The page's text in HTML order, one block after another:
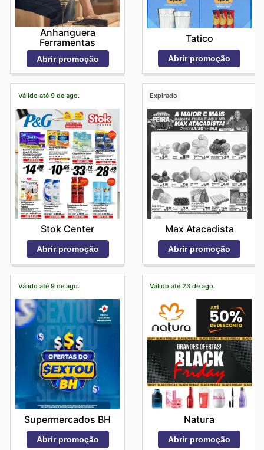
Anhanguera
Ferramentas
Abrir promoção
Tatico
Abrir promoção
Válido até 9 de ago.
Stok Center
Abrir promoção
Expirado
Max Atacadista
Abrir promoção
Válido até 9 de ago.
Supermercados BH
Abrir promoção
Válido até 23 de ago.
Natura
Abrir promoção